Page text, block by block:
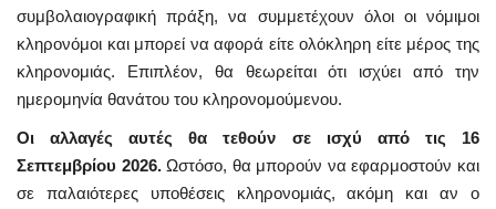
συμβολαιογραφική πράξη, να συμμετέχουν όλοι οι νόμιμοι
κληρονόμοι και μπορεί να αφορά είτε ολόκληρη είτε μέρος της
κληρονομιάς. Επιπλέον, θα θεωρείται ότι ισχύει από την
ημερομηνία θανάτου του κληρονομούμενου.
Οι αλλαγές αυτές θα τεθούν σε ισχύ από τις 16
Σεπτεμβρίου 2026.Ωστόσο, θα μπορούν να εφαρμοστούν και
σε παλαιότερες υποθέσεις κληρονομιάς, ακόμη και αν ο